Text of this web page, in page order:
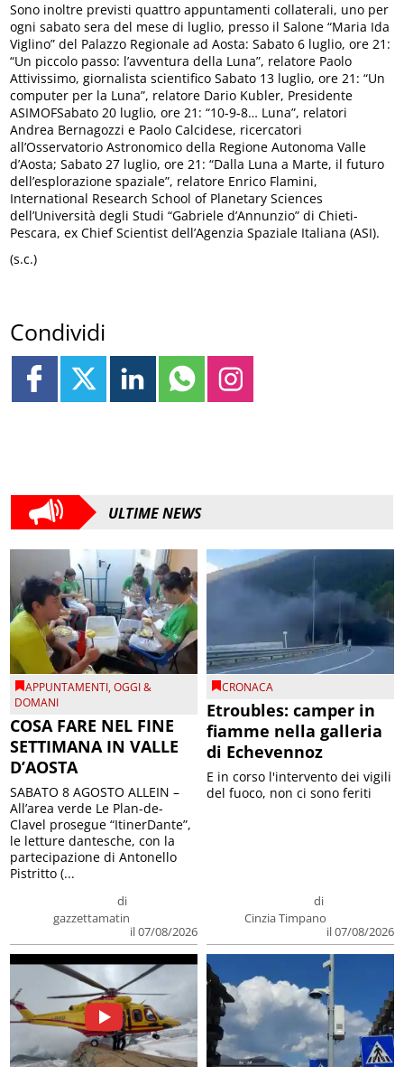
Sono inoltre previsti quattro appuntamenti collaterali, uno per
ogni sabato sera del mese di luglio, presso il Salone “Maria Ida
Viglino” del Palazzo Regionale ad Aosta: Sabato 6 luglio, ore 21:
“Un piccolo passo: l’avventura della Luna”, relatore Paolo
Attivissimo, giornalista scientifico Sabato 13 luglio, ore 21: “Un
computer per la Luna”, relatore Dario Kubler, Presidente
ASIMOFSabato 20 luglio, ore 21: “10-9-8… Luna”, relatori
Andrea Bernagozzi e Paolo Calcidese, ricercatori
all’Osservatorio Astronomico della Regione Autonoma Valle
d’Aosta; Sabato 27 luglio, ore 21: “Dalla Luna a Marte, il futuro
dell’esplorazione spaziale”, relatore Enrico Flamini,
International Research School of Planetary Sciences
dell’Università degli Studi “Gabriele d’Annunzio” di Chieti-
Pescara, ex Chief Scientist dell’Agenzia Spaziale Italiana (ASI).
(s.c.)
Condividi
ULTIME NEWS
APPUNTAMENTI,OGGI &
DOMANI
COSA FARE NEL FINE
SETTIMANA IN VALLE
D’AOSTA
di
gazzettamatin
il 07/08/2026
SABATO 8 AGOSTO ALLEIN –
All’area verde Le Plan-de-
Clavel prosegue “ItinerDante”,
le letture dantesche, con la
partecipazione di Antonello
Pistritto (...
CRONACA
Etroubles: camper in
fiamme nella galleria
di Echevennoz
di
Cinzia Timpano
il 07/08/2026
E in corso l'intervento dei vigili
del fuoco, non ci sono feriti